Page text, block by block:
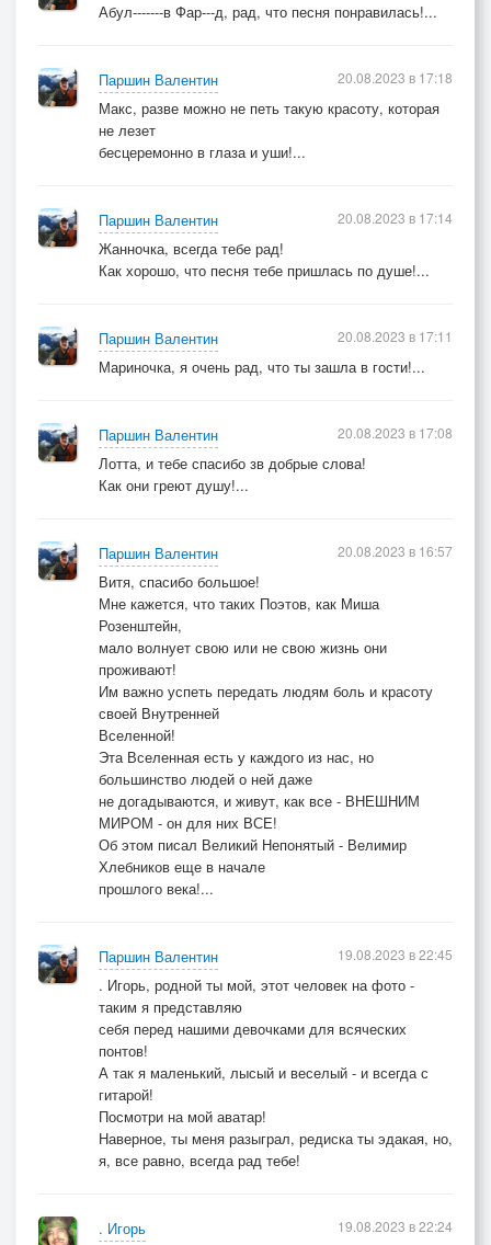
Абул-------в Фар---д, рад, что песня понравилась!...
Паршин Валентин
Макс, разве можно не петь такую красоту, которая
не лезет
бесцеремонно в глаза и уши!...
20.08.2023 в 17:18
Паршин Валентин
Жанночка, всегда тебе рад!
Как хорошо, что песня тебе пришлась по душе!...
20.08.2023 в 17:14
Паршин Валентин
Мариночка, я очень рад, что ты зашла в гости!...
20.08.2023 в 17:11
Паршин Валентин
Лотта, и тебе спасибо зв добрые слова!
Как они греют душу!...
20.08.2023 в 17:08
Паршин Валентин
Витя, спасибо большое!
Мне кажется, что таких Поэтов, как Миша
Розенштейн,
мало волнует свою или не свою жизнь они
проживают!
Им важно успеть передать людям боль и красоту
своей Внутренней
Вселенной!
Эта Вселенная есть у каждого из нас, но
большинство людей о ней даже
не догадываются, и живут, как все - ВНЕШНИМ
МИРОМ - он для них ВСЕ!
Об этом писал Великий Непонятый - Велимир
Хлебников еще в начале
прошлого века!...
20.08.2023 в 16:57
Паршин Валентин
. Игорь, родной ты мой, этот человек на фото -
таким я представляю
себя перед нашими девочками для всяческих
понтов!
А так я маленький, лысый и веселый - и всегда с
гитарой!
Посмотри на мой аватар!
Наверное, ты меня разыграл, редиска ты эдакая, но,
я, все равно, всегда рад тебе!
19.08.2023 в 22:45
. Игорь
19.08.2023 в 22:24